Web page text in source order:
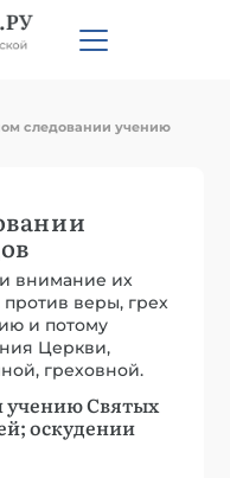
следовании учению
внимание их
веры, грех
и потому
Церкви,
греховной.
учению Святых
оскудении